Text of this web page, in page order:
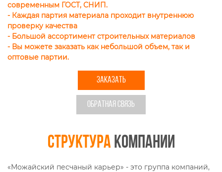
современным ГОСТ, СНИП.
- Каждая партия материала проходит внутреннюю
проверку качества
- Большой ассортимент строительных материалов
- Вы можете заказать как небольшой объем, так и
оптовые партии.
ЗАКАЗАТЬ
ОБРАТНАЯ СВЯЗЬ
Структуракомпании
«Можайский песчаный карьер» - это группа компаний,